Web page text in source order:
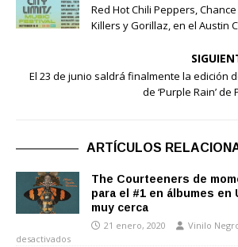
Red Hot Chili Peppers,
Killers y Gorillaz, en el Austin
El 23 de junio saldrá finalmente la edición
de ‘Purple Rain’ de
ARTÍCULOS
The Courteeners de
para el #1 en álbumes en
muy cerca
21 enero, 2020 Vinilo
desactivados